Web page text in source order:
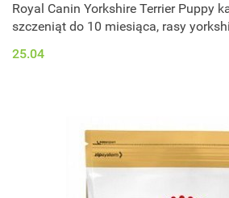
Royal Canin Yorkshire Terrier Puppy
szczeniąt do 10 miesiąca, rasy
25.04